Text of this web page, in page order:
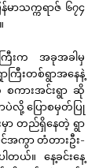
ာသက္ကရာဇ် ၆၇၄
ကြီးက အခုအခါမှ
ြီးတစ်ရွာအနေနဲ့
ကားအင်းရွာ ဆို
လို့ ပြောစမှတ်ပြု
မှာ တည်ရှိနေတဲ့ ရွာ
င်အကွာ တံတားဦး-
တယ်။ နေ့ခင်းနေ့